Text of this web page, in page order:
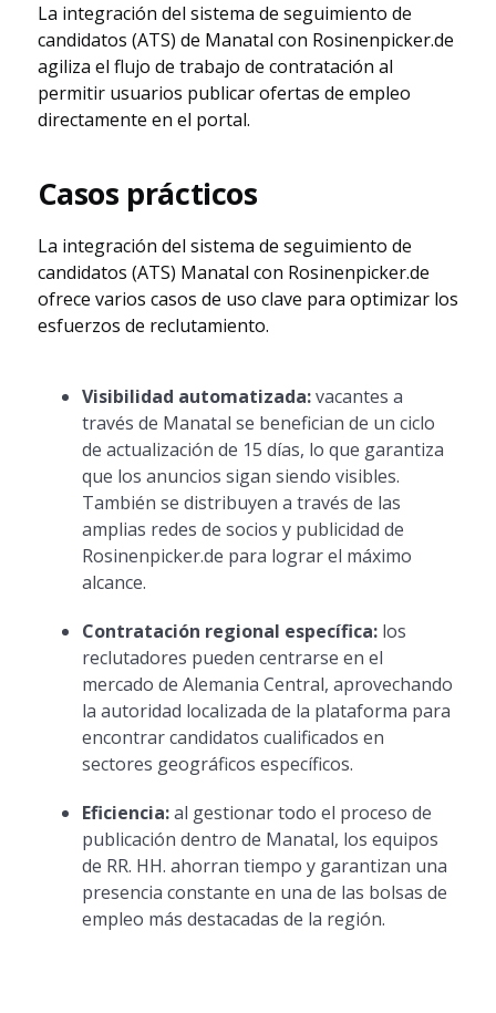
La integración del sistema de seguimiento de
candidatos (ATS) de Manatal con Rosinenpicker.de
agiliza el flujo de trabajo de contratación al
permitir usuarios publicar ofertas de empleo
directamente en el portal.
Casos prácticos
La integración del sistema de seguimiento de
candidatos (ATS) Manatal con Rosinenpicker.de
ofrece varios casos de uso clave para optimizar los
esfuerzos de reclutamiento.
Visibilidad automatizada:vacantes a
través de Manatal se benefician de un ciclo
de actualización de 15 días, lo que garantiza
que los anuncios sigan siendo visibles.
También se distribuyen a través de las
amplias redes de socios y publicidad de
Rosinenpicker.de para lograr el máximo
alcance.
Contratación regional específica:los
reclutadores pueden centrarse en el
mercado de Alemania Central, aprovechando
la autoridad localizada de la plataforma para
encontrar candidatos cualificados en
sectores geográficos específicos.
Eficiencia:al gestionar todo el proceso de
publicación dentro de Manatal, los equipos
de RR. HH. ahorran tiempo y garantizan una
presencia constante en una de las bolsas de
empleo más destacadas de la región.